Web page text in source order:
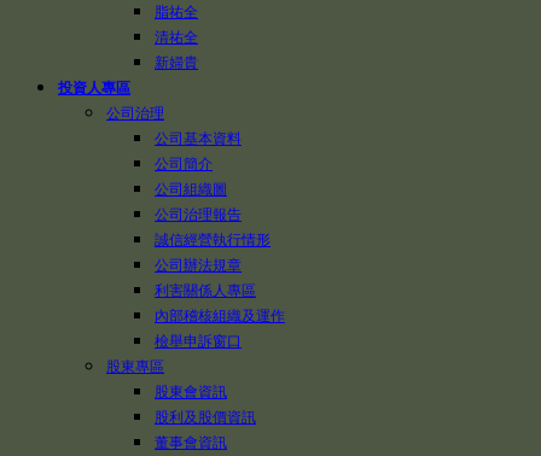
脂祐全
清祐全
新婦貴
投資人專區
公司治理
公司基本資料
公司簡介
公司組織圖
公司治理報告
誠信經營執行情形
公司辦法規章
利害關係人專區
內部稽核組織及運作
檢舉申訴窗口
股東專區
股東會資訊
股利及股價資訊
董事會資訊